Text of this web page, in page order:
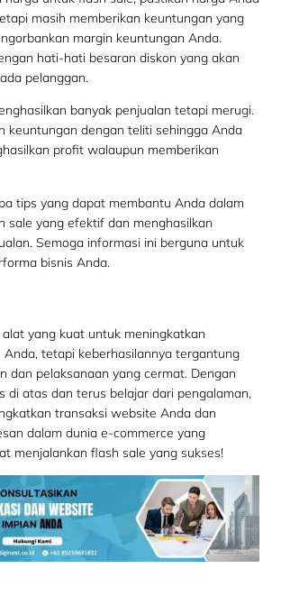
masih memberikan keuntungan yang
margin keuntungan Anda.
hati-hati besaran diskon yang akan
pelanggan.
banyak penjualan tetapi merugi.
keuntungan dengan teliti sehingga Anda
profit walaupun memberikan
tips yang dapat membantu Anda dalam
sale yang efektif dan menghasilkan
Semoga informasi ini berguna untuk
bisnis Anda.
yang kuat untuk meningkatkan
tetapi keberhasilannya tergantung
dan pelaksanaan yang cermat. Dengan
di atas dan terus belajar dari pengalaman,
transaksi website Anda dan
dalam dunia e-commerce yang
menjalankan flash sale yang sukses!